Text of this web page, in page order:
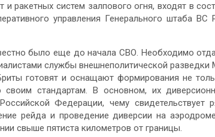
ракетных систем залпового огня, входят в
управления Генерального штаба ВС
было еще до начала СВО. Необходимо
службы внешнеполитической разведки
готовят и оснащают формирования не
стандартам. В основном, их
Федерации, чему свидетельствует
рейда и проведение диверсии на
свыше пятиста километров от границы.